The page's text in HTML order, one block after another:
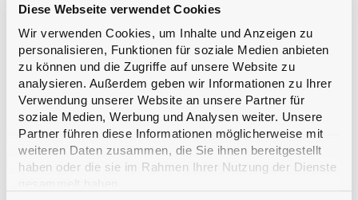
Diese Webseite verwendet Cookies
Wir verwenden Cookies, um Inhalte und Anzeigen zu
personalisieren, Funktionen für soziale Medien anbieten
zu können und die Zugriffe auf unsere Website zu
analysieren. Außerdem geben wir Informationen zu Ihrer
Verwendung unserer Website an unsere Partner für
soziale Medien, Werbung und Analysen weiter. Unsere
Partner führen diese Informationen möglicherweise mit
weiteren Daten zusammen, die Sie ihnen bereitgestellt
haben oder die sie im Rahmen Ihrer Nutzung der Dienste